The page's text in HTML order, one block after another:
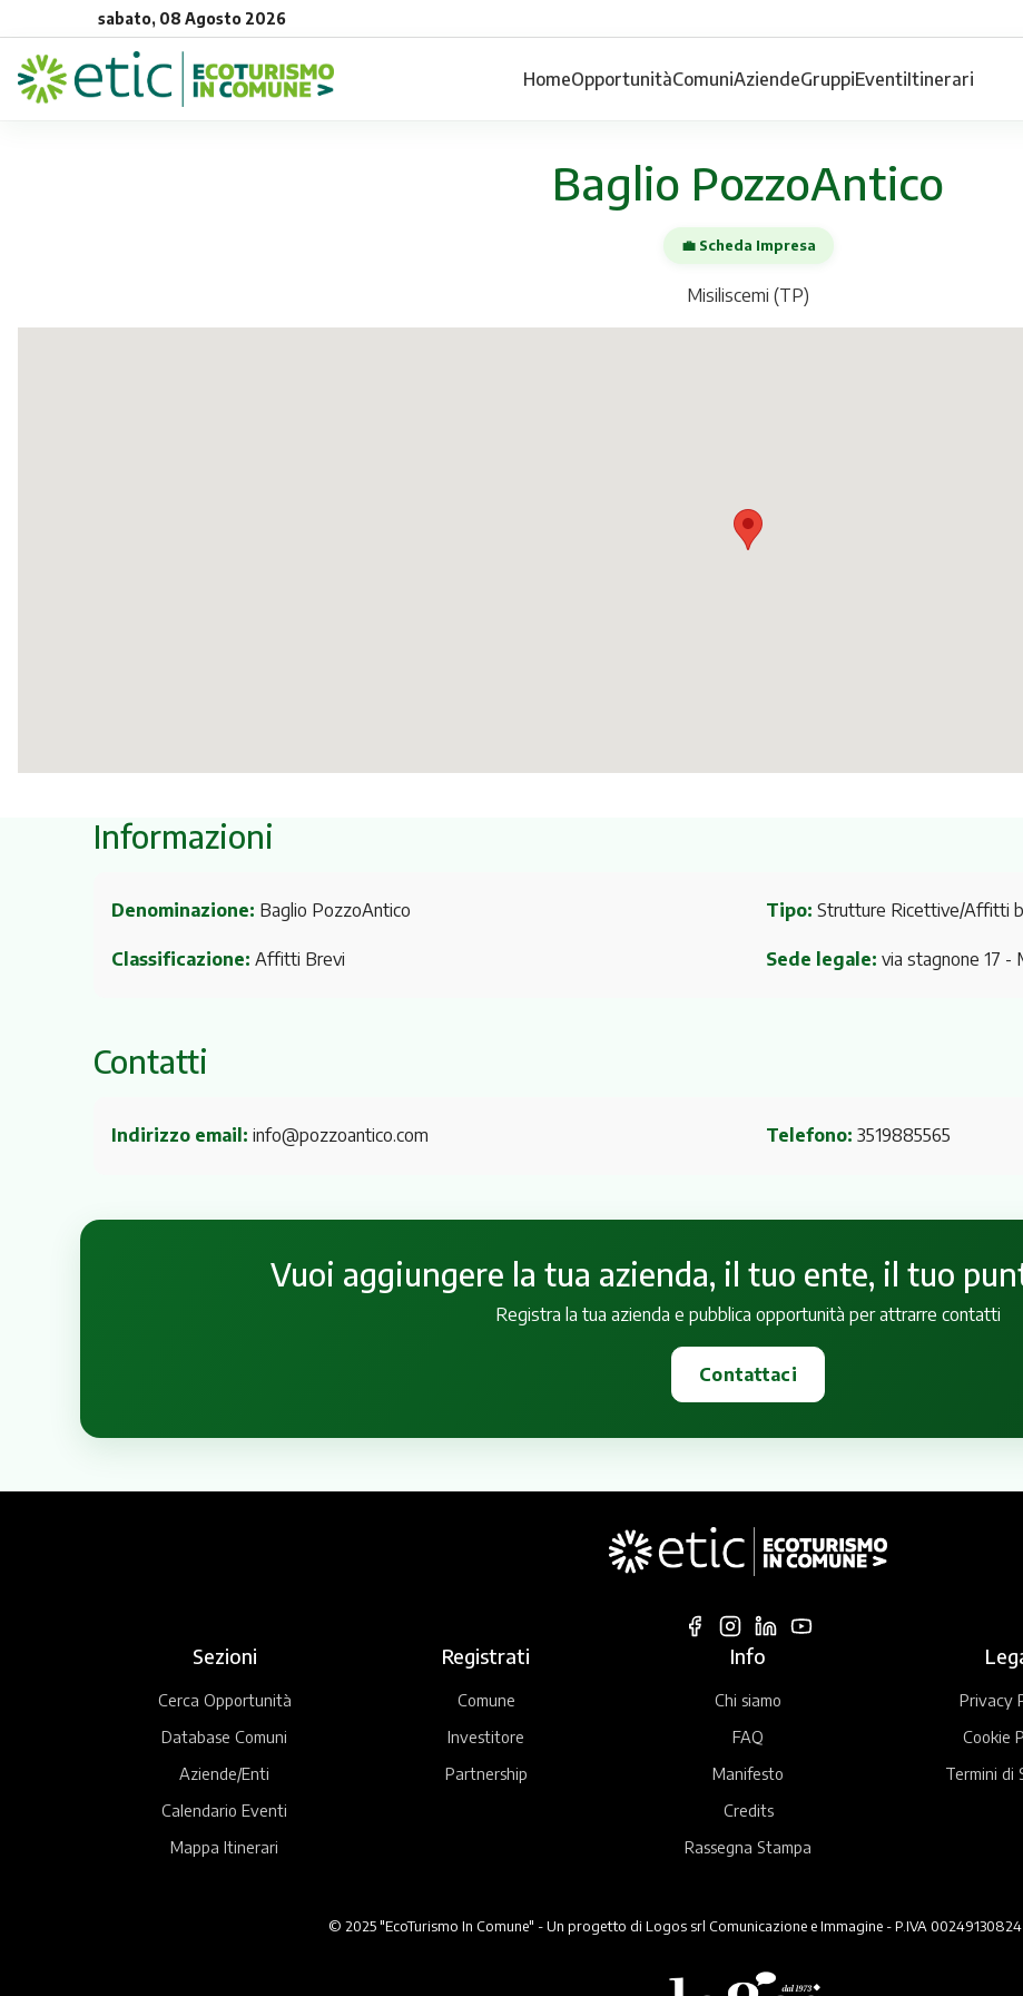
sabato, 08 Agosto 2026
HomeOpportunitàComuniAziendeGruppiEventiItinerari
Baglio PozzoAntico
💼 Scheda Impresa
Misiliscemi (TP)
Informazioni
Denominazione: Baglio PozzoAntico Tipo: Strutture Ricettive/Affitti
Classificazione: Affitti Brevi Sede legale: via stagnone 17 -
Contatti
Indirizzo email: info@pozzoantico.com Telefono: 3519885565
Vuoi aggiungere la tua azienda, il tuo ente, il tuo
Registra la tua azienda e pubblica opportunità per attrarre contatti
Contattaci
Sezioni
Cerca Opportunità
Database Comuni
Aziende/Enti
Calendario Eventi
Mappa Itinerari
Registrati
Comune
Investitore
Partnership
Info
Chi siamo
FAQ
Manifesto
Credits
Rassegna Stampa
Privacy
Cookie
Termini di
© 2025 "EcoTurismo In Comune" - Un progetto di Logos srl Comunicazione e Immagine - P.IVA